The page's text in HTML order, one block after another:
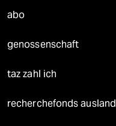
abo
genossenschaft
taz zahl ich
recherchefonds ausland